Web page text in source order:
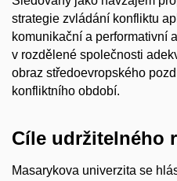
strategie zvládání konfliktu
komunikační a performativní
v rozdělené společnosti
obraz středoevropského
konfliktního období.
Cíle udržitelného
Masarykova univerzita se